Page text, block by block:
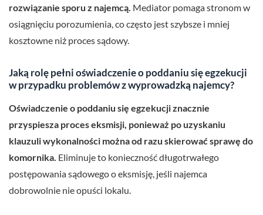
rozwiązanie sporu z najemcą. Mediator pomaga stronom w
osiągnięciu porozumienia, co często jest szybsze i mniej
kosztowne niż proces sądowy.
Jaką rolę pełni oświadczenie o poddaniu się egzekucji
w przypadku problemów z wyprowadzką najemcy?
Oświadczenie o poddaniu się egzekucji znacznie
przyspiesza proces eksmisji, ponieważ po uzyskaniu
klauzuli wykonalności można od razu skierować sprawę do
komornika. Eliminuje to konieczność długotrwałego
postępowania sądowego o eksmisję, jeśli najemca
dobrowolnie nie opuści lokalu.